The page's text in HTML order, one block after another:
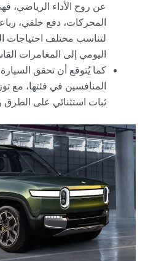
عن روح الأداء الرياضي،
المحركات، دفع خلفي،
لتناسب مختلف احتياجات
اليومي إلى المغامرات
كما يُتوقع أن تحقق
المنافسين في فئتها، مع
ثبات استثنائي على